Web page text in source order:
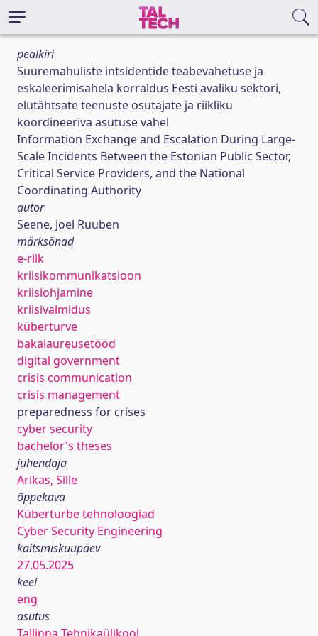
pealkiri
Suuremahuliste intsidentide teabevahetuse ja
eskaleerimisahela korraldus Eesti avaliku sektori,
elutähtsate teenuste osutajate ja riikliku
koordineeriva asutuse vahel
Information Exchange and Escalation During Large-
Scale Incidents Between the Estonian Public Sector,
Critical Service Providers, and the National
Coordinating Authority
autor
Seene, Joel Ruuben
märksõnad
e-riik
kriisikommunikatsioon
kriisiohjamine
kriisivalmidus
küberturve
bakalaureusetööd
digital government
crisis communication
crisis management
preparedness for crises
cyber security
bachelor's theses
juhendaja
Arikas, Sille
õppekava
Küberturbe tehnoloogiad
Cyber Security Engineering
kaitsmiskuupäev
27.05.2025
keel
eng
asutus